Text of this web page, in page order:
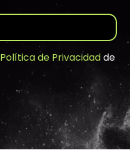
Política de Privacidadde